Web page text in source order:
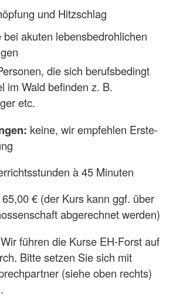
und Hitzschlag
bei akuten lebensbedrohlichen
die sich berufsbedingt
im Wald befinden z. B.
etc.
keine, wir empfehlen Erste-
à 45 Minuten
65,00 € (der Kurs kann ggf. über
abgerechnet werden)
Wir führen die Kurse EH-Forst auf
Bitte setzen Sie sich mit
(siehe oben rechts)